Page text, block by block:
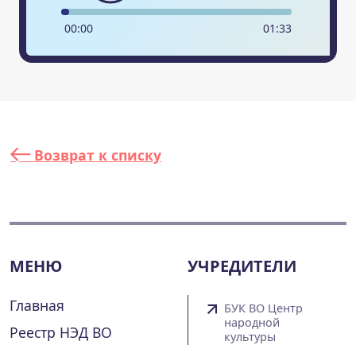
00:00 01 :33
Возврат к списку
МЕНЮ
Главная
Реестр НЭД ВО
УЧРЕДИТЕЛИ
БУК ВО Центр
народной
культуры